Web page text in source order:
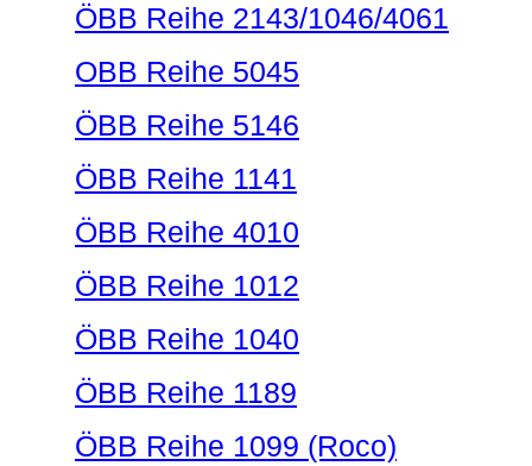
ÖBB Reihe 2143/1046/4061
OBB Reihe 5045
ÖBB Reihe 5146
ÖBB Reihe 1141
ÖBB Reihe 4010
ÖBB Reihe 1012
ÖBB Reihe 1040
ÖBB Reihe 1189
ÖBB Reihe 1099 (Roco)